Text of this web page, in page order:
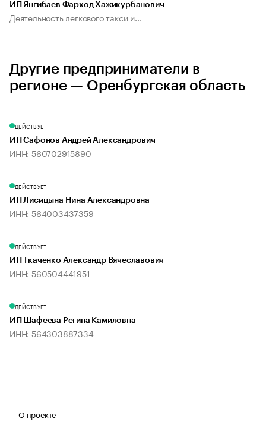
ИП Янгибаев Фарход Хажикурбанович
Деятельность легкового такси и...
Другие предприниматели в
регионе — Оренбургская область
ДЕЙСТВУЕТ
ИП Сафонов Андрей Александрович
ИНН: 560702915890
ДЕЙСТВУЕТ
ИП Лисицына Нина Александровна
ИНН: 564003437359
ДЕЙСТВУЕТ
ИП Ткаченко Александр Вячеславович
ИНН: 560504441951
ДЕЙСТВУЕТ
ИП Шафеева Регина Камиловна
ИНН: 564303887334
О проекте